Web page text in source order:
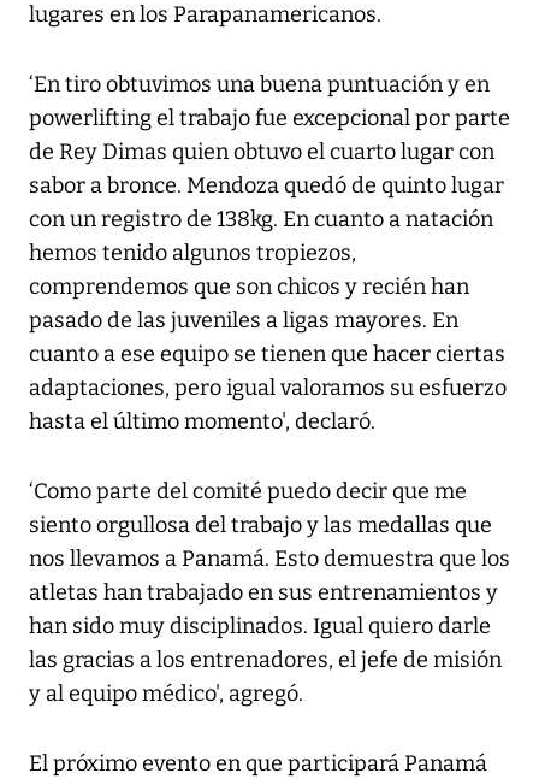
lugares en los Parapanamericanos.
‘En tiro obtuvimos una buena puntuación y en
powerlifting el trabajo fue excepcional por parte
de Rey Dimas quien obtuvo el cuarto lugar con
sabor a bronce. Mendoza quedó de quinto lugar
con un registro de 138kg. En cuanto a natación
hemos tenido algunos tropiezos,
comprendemos que son chicos y recién han
pasado de las juveniles a ligas mayores. En
cuanto a ese equipo se tienen que hacer ciertas
adaptaciones, pero igual valoramos su esfuerzo
hasta el último momento', declaró.
‘Como parte del comité puedo decir que me
siento orgullosa del trabajo y las medallas que
nos llevamos a Panamá. Esto demuestra que los
atletas han trabajado en sus entrenamientos y
han sido muy disciplinados. Igual quiero darle
las gracias a los entrenadores, el jefe de misión
y al equipo médico', agregó.
El próximo evento en que participará Panamá